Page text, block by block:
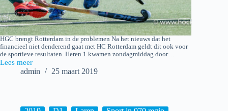
HGC brengt Rotterdam in de problemen Na het nieuws dat het
financieel niet denderend gaat met HC Rotterdam geldt dit ook voor
de sportieve resultaten. Heren 1 kwamen zondagmiddag door…
Lees meer
2019-
admin 25 maart 2019